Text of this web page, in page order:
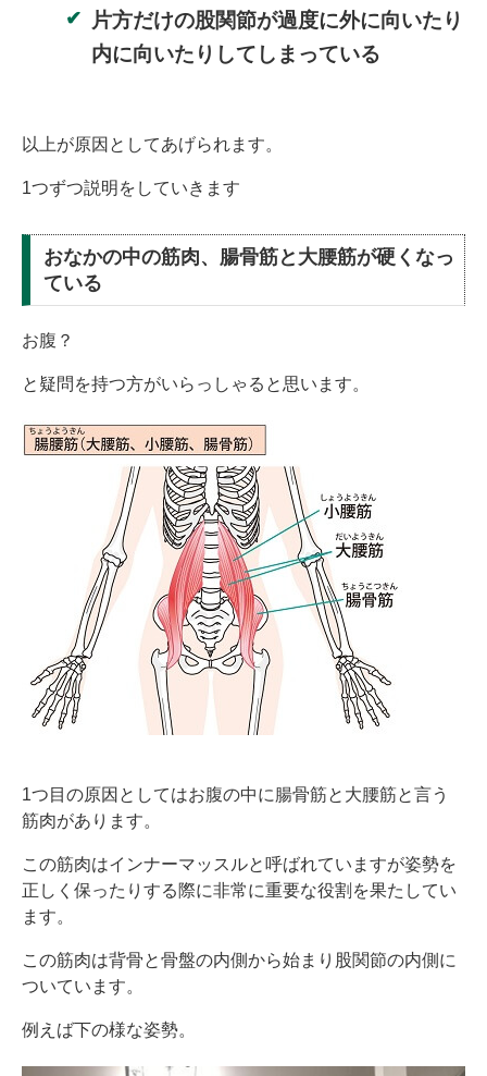
片方だけの股関節が過度に外に向いたり
内に向いたりしてしまっている
以上が原因としてあげられます。
1つずつ説明をしていきます
おなかの中の筋肉、腸骨筋と大腰筋が硬くなっ
ている
お腹？
と疑問を持つ方がいらっしゃると思います。
1つ目の原因としてはお腹の中に腸骨筋と大腰筋と言う
筋肉があります。
この筋肉はインナーマッスルと呼ばれていますが姿勢を
正しく保ったりする際に非常に重要な役割を果たしてい
ます。
この筋肉は背骨と骨盤の内側から始まり股関節の内側に
ついています。
例えば下の様な姿勢。